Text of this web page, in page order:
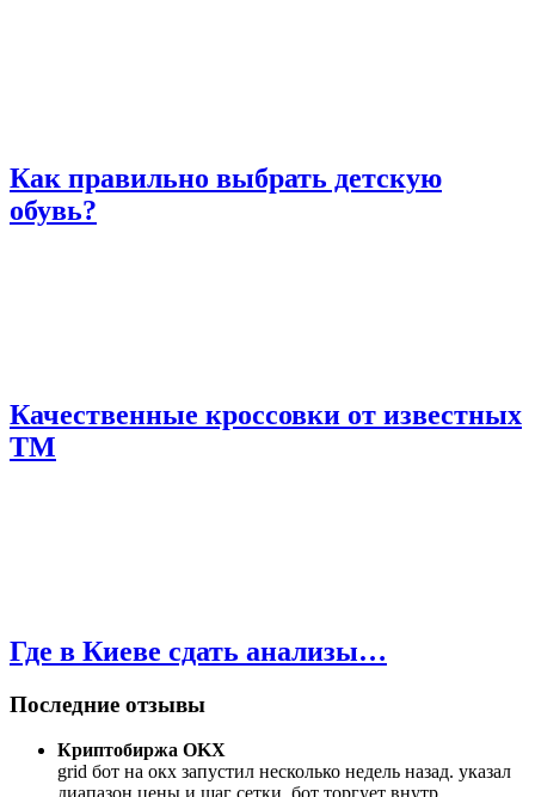
Как правильно выбрать детскую
обувь?
Качественные кроссовки от известных
ТМ
Где в Киеве сдать анализы…
Последние отзывы
Криптобиржа OKX
grid бот на окх запустил несколько недель назад. указал